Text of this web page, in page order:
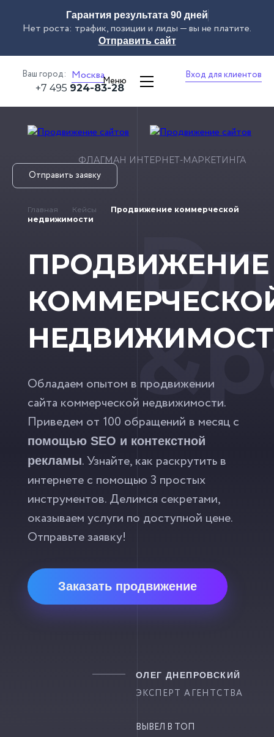
Гарантия результата 90 дней
Нет роста: трафик, позиции и лиды — вы не платите.
Отправить сайт
Ваш город: МоскваМеню
Вход для клиентов
+7 495 924-83-28
ФЛАГМАН ИНТЕРНЕТ-МАРКЕТИНГА
Отправить заявку
Главная Кейсы
Продвижение коммерческой
недвижимости
ПРОДВИЖЕНИЕ
Обладаем опытом в продвижении
сайта коммерческой недвижимости.
Приведем от 100 обращений в месяц с
помощью SEO и контекстной
рекламы. Узнайте, как раскрутить в
интернете с помощью 3 простых
инструментов. Делимся секретами,
оказываем услуги по доступной цене.
Отправьте заявку!
Заказать продвижение
ОЛЕГ ДНЕПРОВСКИЙ
ЭКСПЕРТ АГЕНТСТВА
ВЫВЕЛ В ТОП